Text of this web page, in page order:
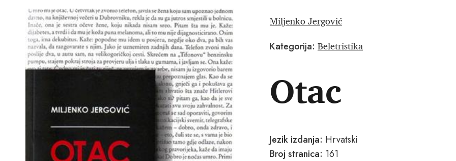
Miljenko Jergović
Kategorija: Beletristika
Otac
Jezik izdanja: Hrvatski
Broj stranica: 161